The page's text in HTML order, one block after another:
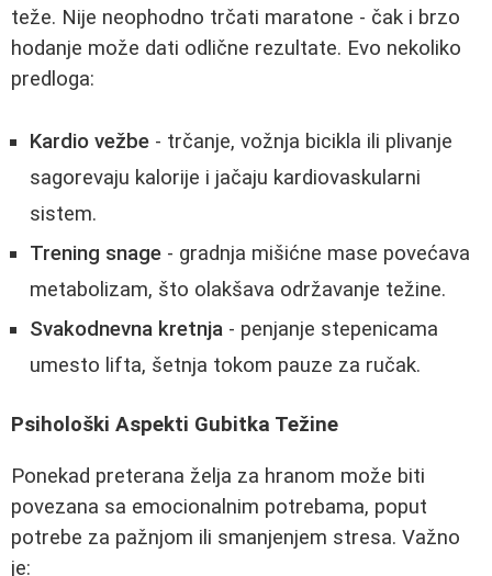
teže. Nije neophodno trčati maratone - čak i brzo
hodanje može dati odlične rezultate. Evo nekoliko
predloga:
Kardio vežbe - trčanje, vožnja bicikla ili plivanje
sagorevaju kalorije i jačaju kardiovaskularni
sistem.
Trening snage - gradnja mišićne mase povećava
metabolizam, što olakšava održavanje težine.
Svakodnevna kretnja - penjanje stepenicama
umesto lifta, šetnja tokom pauze za ručak.
Psihološki Aspekti Gubitka Težine
Ponekad preterana želja za hranom može biti
povezana sa emocionalnim potrebama, poput
potrebe za pažnjom ili smanjenjem stresa. Važno
je: